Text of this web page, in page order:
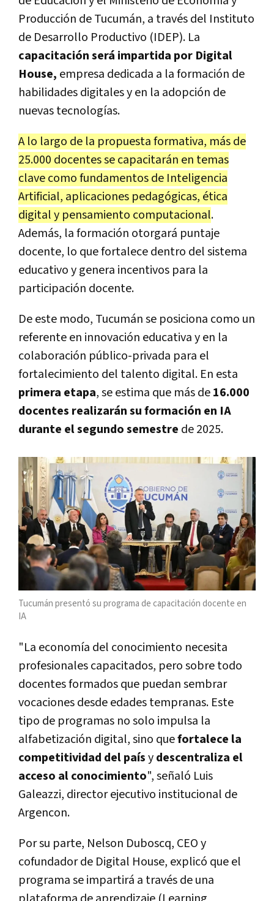
Producción de Tucumán, a través del Instituto
de Desarrollo Productivo (IDEP). La
capacitación será impartida por Digital
House, empresa dedicada a la formación de
habilidades digitales y en la adopción de
nuevas tecnologías.
A lo largo de la propuesta formativa, más de
25.000 docentes se capacitarán en temas
clave como fundamentos de Inteligencia
Artificial, aplicaciones pedagógicas, ética
digital y pensamiento computacional.
Además, la formación otorgará puntaje
docente, lo que fortalece dentro del sistema
educativo y genera incentivos para la
participación docente.
De este modo, Tucumán se posiciona como un
referente en innovación educativa y en la
colaboración público-privada para el
fortalecimiento del talento digital. En esta
primera etapa, se estima que más de16.000
docentes realizarán su formación en IA
durante el segundo semestre de 2025.
Tucumán presentó su programa de capacitación docente en
IA
"La economía del conocimiento necesita
profesionales capacitados, pero sobre todo
docentes formados que puedan sembrar
vocaciones desde edades tempranas. Este
tipo de programas no solo impulsa la
alfabetización digital, sino quefortalece la
competitividad del paísydescentraliza el
acceso al conocimiento", señaló Luis
Galeazzi, director ejecutivo institucional de
Argencon.
Por su parte, Nelson Duboscq, CEO y
cofundador de Digital House, explicó que el
programa se impartirá a través de una